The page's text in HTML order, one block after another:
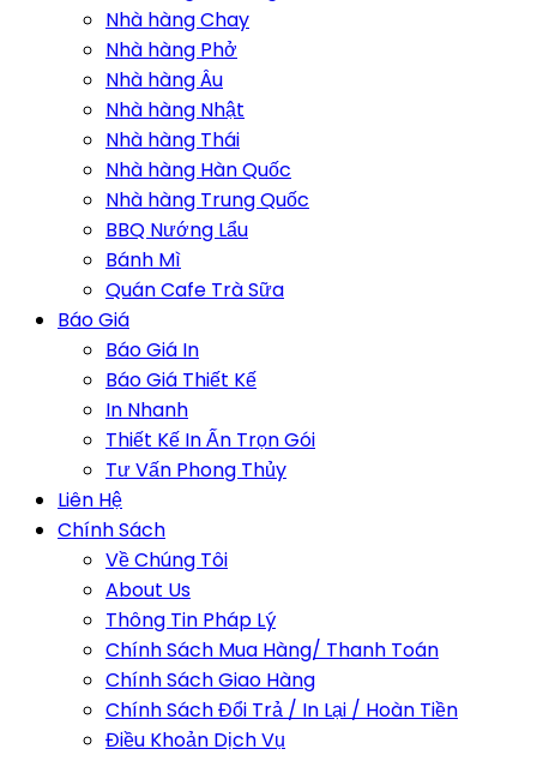
Nhà hàng Chay
Nhà hàng Phở
Nhà hàng Âu
Nhà hàng Nhật
Nhà hàng Thái
Nhà hàng Hàn Quốc
Nhà hàng Trung Quốc
BBQ Nướng Lẩu
Bánh Mì
Quán Cafe Trà Sữa
Báo Giá
Báo Giá In
Báo Giá Thiết Kế
In Nhanh
Thiết Kế In Ấn Trọn Gói
Tư Vấn Phong Thủy
Liên Hệ
Chính Sách
Về Chúng Tôi
About Us
Thông Tin Pháp Lý
Chính Sách Mua Hàng/ Thanh Toán
Chính Sách Giao Hàng
Chính Sách Đổi Trả / In Lại / Hoàn Tiền
Điều Khoản Dịch Vụ